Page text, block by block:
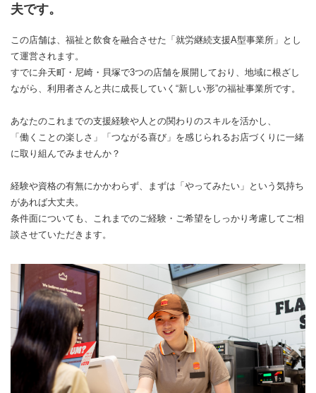
夫です。
この店舗は、福祉と飲食を融合させた「就労継続支援A型事業所」とし
て運営されます。
すでに弁天町・尼崎・貝塚で3つの店舗を展開しており、地域に根ざし
ながら、利用者さんと共に成長していく“新しい形”の福祉事業所です。
あなたのこれまでの支援経験や人との関わりのスキルを活かし、
「働くことの楽しさ」「つながる喜び」を感じられるお店づくりに一緒
に取り組んでみませんか？
経験や資格の有無にかかわらず、まずは「やってみたい」という気持ち
があれば大丈夫。
条件面についても、これまでのご経験・ご希望をしっかり考慮してご相
談させていただきます。